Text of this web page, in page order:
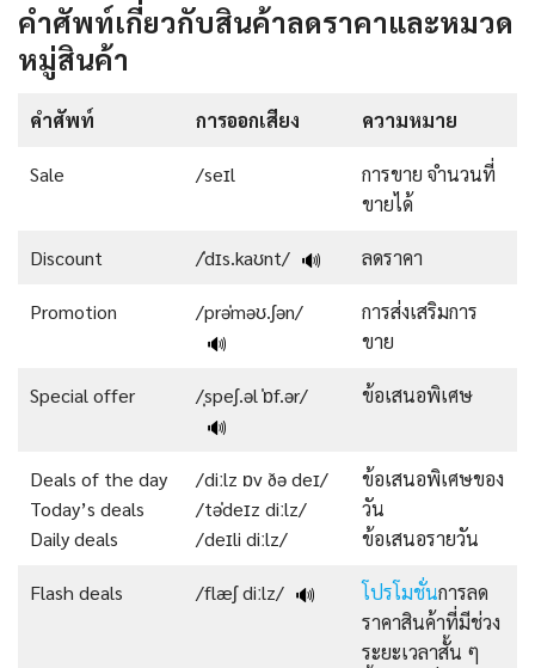
คำศัพท์เกี่ยวกับสินค้าลดราคาและหมวด
หมู่สินค้า
คำศัพท์ การออกเสียง ความหมาย
Sale /seɪl
การขาย จำนวนที่
ขายได้
Discount /ˈdɪs.kaʊnt/ 🔊 ลดราคา
Promotion
/prəˈməʊ.ʃən/
🔊
การส่งเสริมการ
ขาย
Special offer
/ˌspeʃ.əl ˈɒf.ər/
🔊
ข้อเสนอพิเศษ
Deals of the day
Today’s deals
Daily deals
/diːlz ɒv ðə deɪ/
/təˈdeɪz diːlz/
/deɪli diːlz/
ข้อเสนอพิเศษของ
วัน
ข้อเสนอรายวัน
Flash deals /flæʃ diːlz/ 🔊 โปรโมชั่นการลด
ราคาสินค้าที่มีช่วง
ระยะเวลาสั้น ๆ